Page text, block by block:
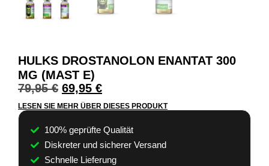
HULKS DROSTANOLON ENANTAT 300
MG (MAST E)
79,95€ 69,95 €
LESEN SIE MEHR ÜBER DIESES PRODUKT
100% geprüfte Qualität
Diskreter und sicherer Versand
Schnelle Lieferung